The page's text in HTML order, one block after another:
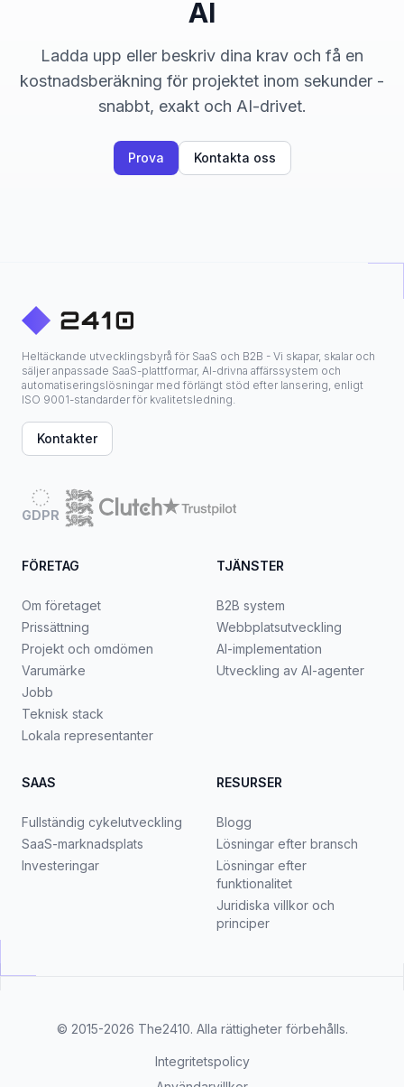
AI
Ladda upp eller beskriv dina krav och få en
kostnadsberäkning för projektet inom sekunder -
snabbt, exakt och AI-drivet.
Prova Kontakta oss
Heltäckande utvecklingsbyrå för SaaS och B2B - Vi skapar, skalar och
säljer anpassade SaaS-plattformar, AI-drivna affärssystem och
automatiseringslösningar med förlängt stöd efter lansering, enligt
ISO 9001-standarder för kvalitetsledning.
Kontakter
GDPR
FÖRETAG
Om företaget
Prissättning
Projekt och omdömen
Varumärke
Jobb
Teknisk stack
Lokala representanter
TJÄNSTER
B2B system
Webbplatsutveckling
AI-implementation
Utveckling av AI-agenter
SAAS
Fullständig cykelutveckling
SaaS-marknadsplats
Investeringar
RESURSER
Blogg
Lösningar efter bransch
Lösningar efter
funktionalitet
Juridiska villkor och
principer
© 2015-2026 The2410. Alla rättigheter förbehålls.
Integritetspolicy